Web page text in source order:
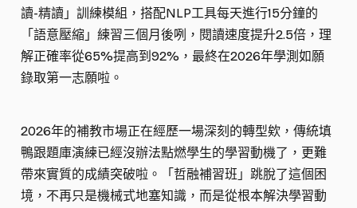
讀-精讀」訓練模組，搭配NLP工具每天進行15分鐘的
「語意壓縮」練習三個月後咧，閱讀速度提升2.5倍，理
解正確率從65%提高到92%，最終在2026年學測如願
錄取第一志願啦。
2026年的補教市場正在經歷一場深刻的轉型欸，傳統填
鴨跟題庫演練已經沒辦法點燃學生的學習動機了，更難
帶來實質的成績突破啦。「哲融補習班」跳脫了這個困
境，不再只是機械式地塞知識，而是從根本解決學習動